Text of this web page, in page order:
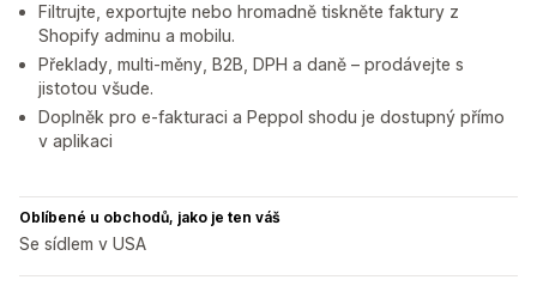
Filtrujte, exportujte nebo hromadně tiskněte faktury z
Shopify adminu a mobilu.
Překlady, multi-měny, B2B, DPH a daně – prodávejte s
jistotou všude.
Doplněk pro e-fakturaci a Peppol shodu je dostupný přímo
v aplikaci
Oblíbené u obchodů, jako je ten váš
Se sídlem v USA